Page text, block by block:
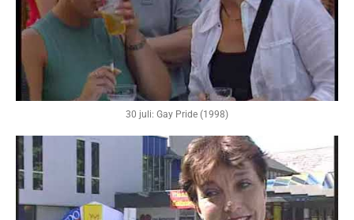
30 juli: Gay Pride (1998)